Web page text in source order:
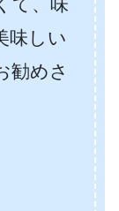
味しい
勧めさ